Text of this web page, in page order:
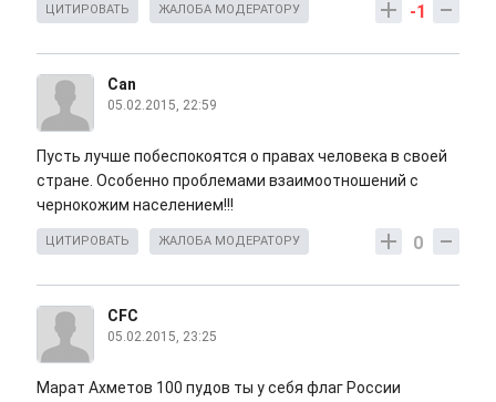
-1
ЦИТИРОВАТЬ ЖАЛОБА МОДЕРАТОРУ
Can
05.02.2015, 22:59
Пусть лучше побеспокоятся о правах человека в своей
стране. Особенно проблемами взаимоотношений с
чернокожим населением!!!
0
ЦИТИРОВАТЬ ЖАЛОБА МОДЕРАТОРУ
CFC
05.02.2015, 23:25
Марат Ахметов 100 пудов ты у себя флаг России